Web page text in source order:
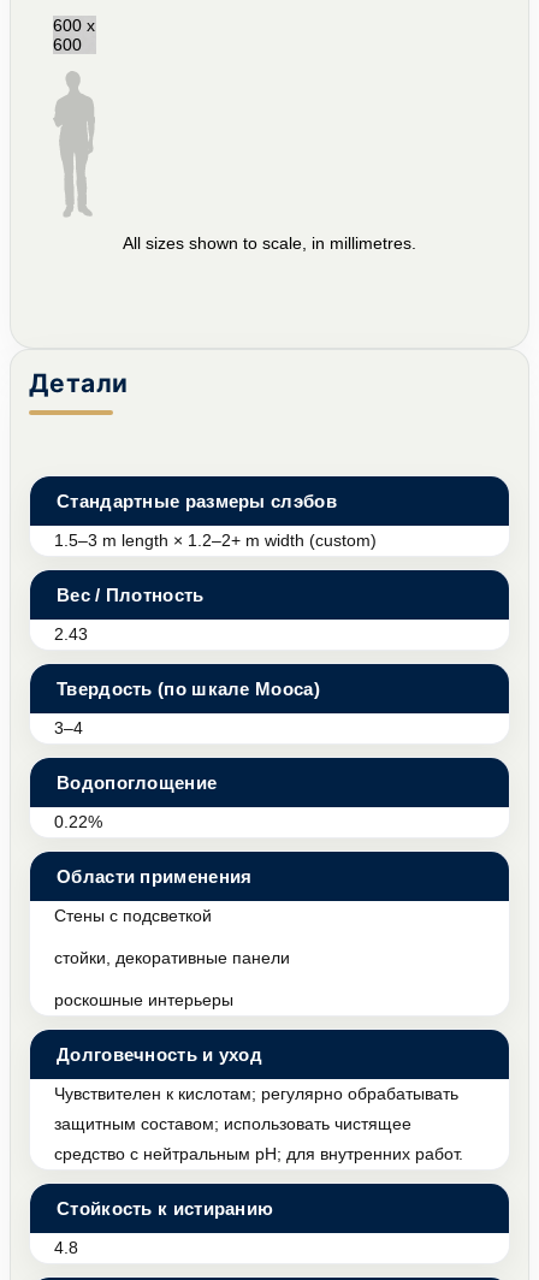
600 x
600
All sizes shown to scale, in millimetres.
Детали
Стандартные размеры слэбов
1.5–3 m length × 1.2–2+ m width (custom)
Вес / Плотность
2.43
Твердость (по шкале Мооса)
3–4
Водопоглощение
0.22%
Области применения
Стены с подсветкой
стойки, декоративные панели
роскошные интерьеры
Долговечность и уход
Чувствителен к кислотам; регулярно обрабатывать
защитным составом; использовать чистящее
средство с нейтральным pH; для внутренних работ.
Стойкость к истиранию
4.8